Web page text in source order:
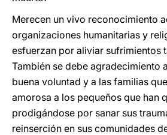
Merecen un vivo reconocimiento
organizaciones humanitarias y
esfuerzan por aliviar sufrimientos
También se debe agradecimiento
buena voluntad y a las familias
amorosa a los pequeños que han
prodigándose por sanar sus
reinserción en sus comunidades